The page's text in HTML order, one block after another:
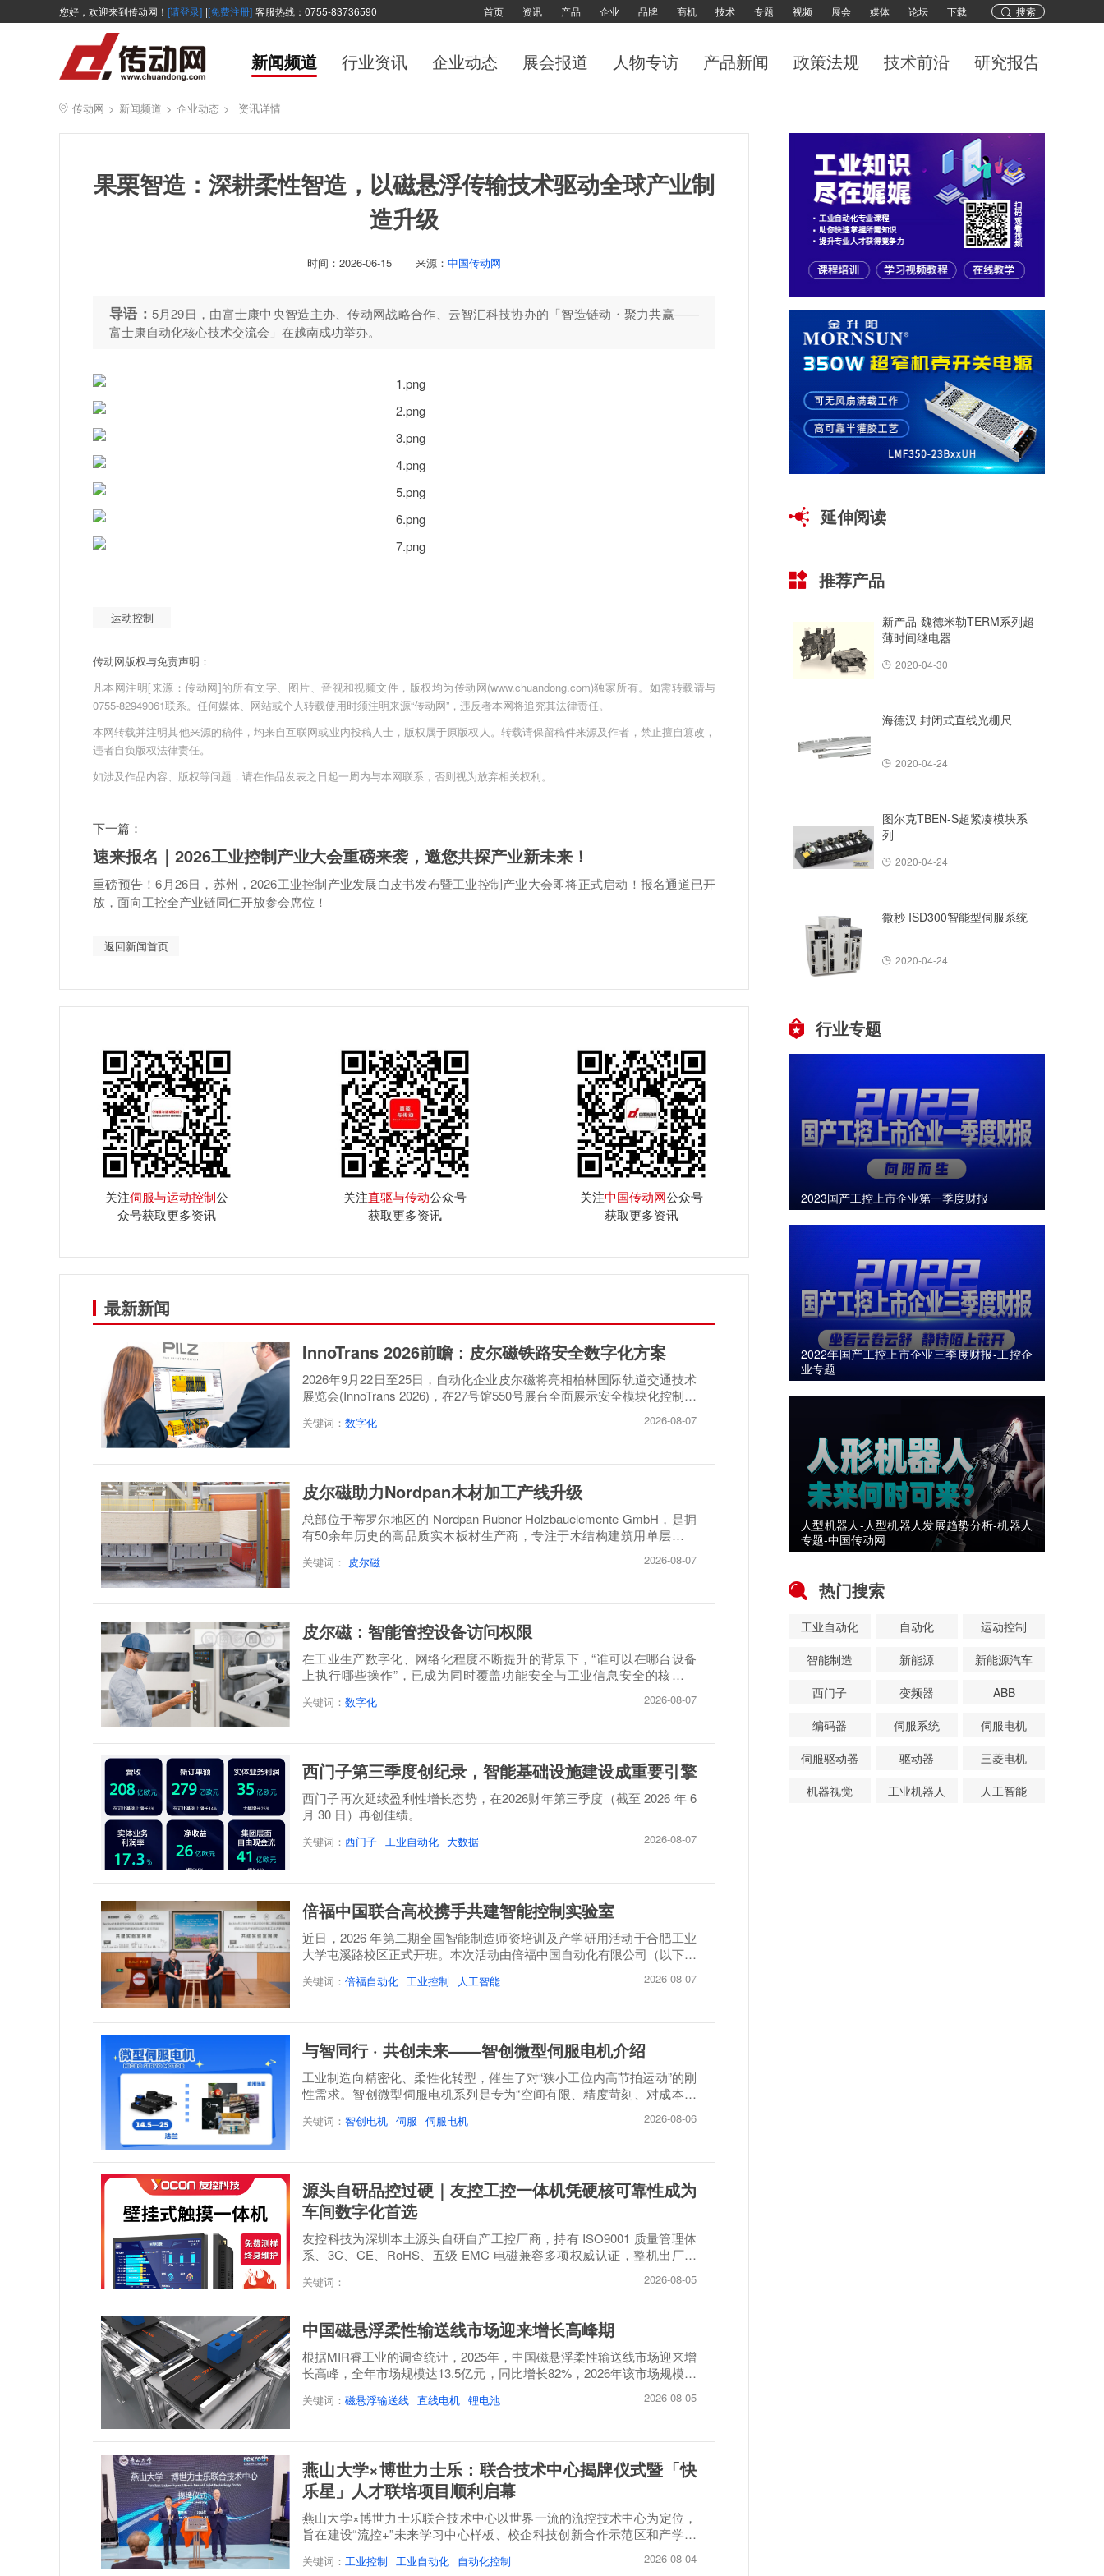
您好，欢迎来到传动网！ [请登录] |[免费注册] 客服热线：0755-83736590 搜索
首页 资讯 产品 企业 品牌 商机 技术 专题 视频 展会 媒体 论坛 下载
新闻频道 行业资讯 企业动态 展会报道 人物专访 产品新闻 政策法规 技术前沿 研究报告
传动网 > 新闻频道 > 企业动态 > 资讯详情
果栗智造：深耕柔性智造，以磁悬浮传输技术驱动全球产业制
造升级
时间： 2026-06-15 来源： 中国传动网
导语： 5月29日，由富士康中央智造主办、传动网战略合作、云智汇科技协办的「智造链动・聚力共赢——
富士康自动化核心技术交流会」在越南成功举办。
运动控制
传动网版权与免责声明：
凡本网注明[来源：传动网]的所有文字、图片、音视和视频文件，版权均为传动网(www.chuandong.com)独家所有。如需转载请与
0755-82949061联系。任何媒体、网站或个人转载使用时须注明来源“传动网”，违反者本网将追究其法律责任。
本网转载并注明其他来源的稿件，均来自互联网或业内投稿人士，版权属于原版权人。转载请保留稿件来源及作者，禁止擅自篡改，
违者自负版权法律责任。
如涉及作品内容、版权等问题，请在作品发表之日起一周内与本网联系，否则视为放弃相关权利。
下一篇：
速来报名｜2026工业控制产业大会重磅来袭，邀您共探产业新未来！
重磅预告！6月26日，苏州，2026工业控制产业发展白皮书发布暨工业控制产业大会即将正式启动！报名通道已开
放，面向工控全产业链同仁开放参会席位！
返回新闻首页
关注伺服与运动控制公
众号获取更多资讯
关注直驱与传动公众号
获取更多资讯
关注中国传动网公众号
获取更多资讯
最新新闻
InnoTrans 2026前瞻：皮尔磁铁路安全数字化方案
2026年9月22日至25日，自动化企业皮尔磁将亮相柏林国际轨道交通技术
展览会(InnoTrans 2026)，在27号馆550号展台全面展示安全模块化控制方
关键词： 数字化 2026-08-07
皮尔磁助力Nordpan木材加工产线升级
总部位于蒂罗尔地区的 Nordpan Rubner Holzbauelemente GmbH，是拥
有50余年历史的高品质实木板材生产商，专注于木结构建筑用单层、多
关键词： 皮尔磁 2026-08-07
皮尔磁：智能管控设备访问权限
在工业生产数字化、网络化程度不断提升的背景下，“谁可以在哪台设备
上执行哪些操作”，已成为同时覆盖功能安全与工业信息安全的核心问
关键词： 数字化 2026-08-07
西门子第三季度创纪录，智能基础设施建设成重要引擎
西门子再次延续盈利性增长态势，在2026财年第三季度（截至 2026 年 6
月 30 日）再创佳绩。
关键词： 西门子 工业自动化 大数据 2026-08-07
倍福中国联合高校携手共建智能控制实验室
近日，2026 年第二期全国智能制造师资培训及产学研用活动于合肥工业
大学屯溪路校区正式开班。本次活动由倍福中国自动化有限公司（以下简
关键词： 倍福自动化 工业控制 人工智能 2026-08-07
与智同行 · 共创未来——智创微型伺服电机介绍
工业制造向精密化、柔性化转型，催生了对“狭小工位内高节拍运动”的刚
性需求。智创微型伺服电机系列是专为“空间有限、精度苛刻、对成本敏
关键词： 智创电机 伺服 伺服电机 2026-08-06
源头自研品控过硬｜友控工控一体机凭硬核可靠性成为
车间数字化首选
友控科技为深圳本土源头自研自产工控厂商，持有 ISO9001 质量管理体
系、3C、CE、RoHS、五级 EMC 电磁兼容多项权威认证，整机出厂必
关键词： 2026-08-05
中国磁悬浮柔性输送线市场迎来增长高峰期
根据MIR睿工业的调查统计，2025年，中国磁悬浮柔性输送线市场迎来增
长高峰，全年市场规模达13.5亿元，同比增长82%，2026年该市场规模将
关键词： 磁悬浮输送线 直线电机 锂电池 2026-08-05
燕山大学×博世力士乐：联合技术中心揭牌仪式暨「快
乐星」人才联培项目顺利启幕
燕山大学×博世力士乐联合技术中心以世界一流的流控技术中心为定位，
旨在建设“流控+”未来学习中心样板、校企科技创新合作示范区和产学研
关键词： 工业控制 工业自动化 自动化控制 2026-08-04
延伸阅读
推荐产品
新产品-魏德米勒TERM系列超
薄时间继电器
2020-04-30
海德汉 封闭式直线光栅尺
2020-04-24
图尔克TBEN-S超紧凑模块系
列
2020-04-24
微秒 ISD300智能型伺服系统
2020-04-24
行业专题
2023国产工控上市企业第一季度财报
2022年国产工控上市企业三季度财报-工控企
业专题
人型机器人-人型机器人发展趋势分析-机器人
专题-中国传动网
热门搜索
工业自动化 自动化
运动控制
智能制造
新能源
新能源汽车
西门子
变频器
ABB
编码器
伺服系统
伺服电机
伺服驱动器
驱动器
三菱电机
机器视觉
工业机器人 人工智能